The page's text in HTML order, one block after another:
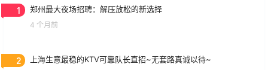
1 郑州最大夜场招聘：解压放松的新选择
4 个月前
2 上海生意最稳的KTV可靠队长直招~无套路真诚以待~